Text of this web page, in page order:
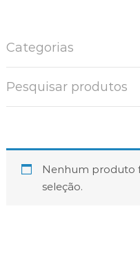
Categorias
Pesquisar produtos
Nenhum produto
seleção.